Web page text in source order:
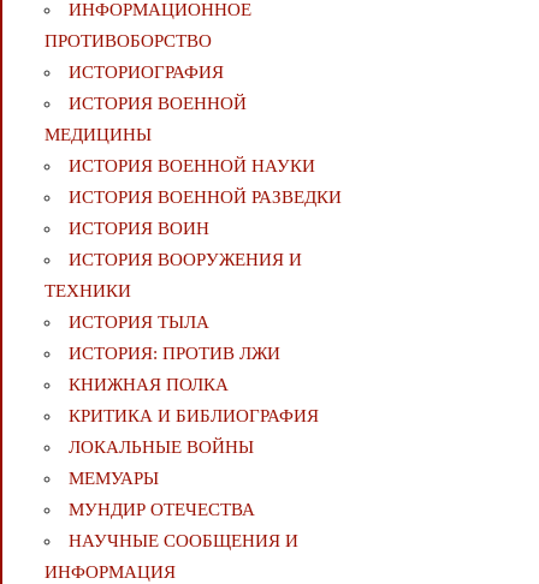
ИНФОРМАЦИОННОЕ
ПРОТИВОБОРСТВО
ИСТОРИОГРАФИЯ
ИСТОРИЯ ВОЕННОЙ
МЕДИЦИНЫ
ИСТОРИЯ ВОЕННОЙ НАУКИ
ИСТОРИЯ ВОЕННОЙ РАЗВЕДКИ
ИСТОРИЯ ВОИН
ИСТОРИЯ ВООРУЖЕНИЯ И
ТЕХНИКИ
ИСТОРИЯ ТЫЛА
ИСТОРИЯ: ПРОТИВ ЛЖИ
КНИЖНАЯ ПОЛКА
КРИТИКА И БИБЛИОГРАФИЯ
ЛОКАЛЬНЫЕ ВОЙНЫ
МЕМУАРЫ
МУНДИР ОТЕЧЕСТВА
НАУЧНЫЕ СООБЩЕНИЯ И
ИНФОРМАЦИЯ